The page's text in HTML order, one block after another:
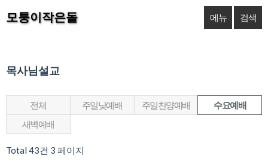
모퉁이작은돌 메뉴 검색
목사님설교
전체 주일낮예배 주일찬양예배
수요예배
새벽예배
Total 43건 3 페이지